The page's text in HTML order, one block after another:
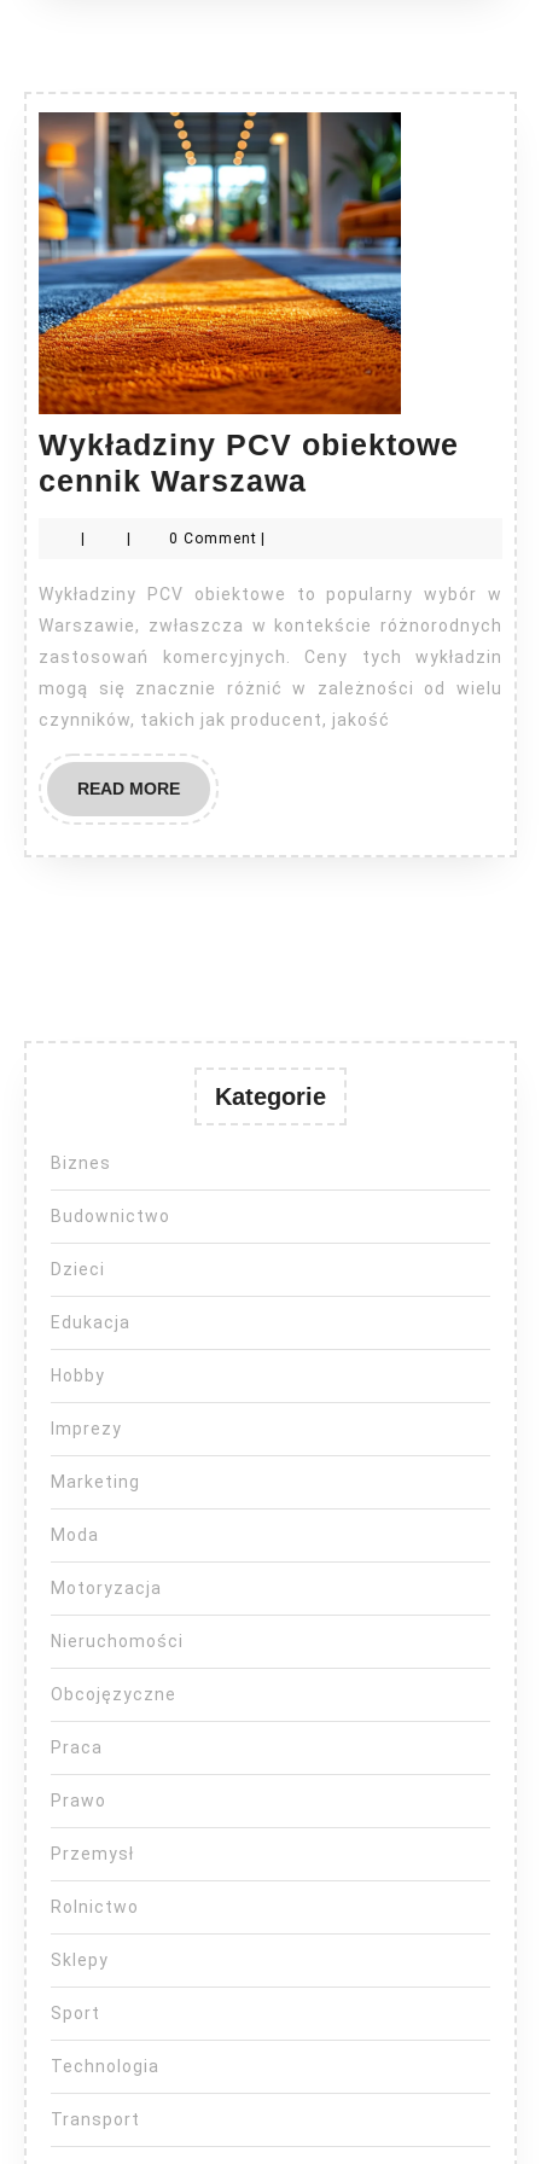
Wykładziny PCV obiektowe
cennik Warszawa
cennik
Warszawa
0 Comment
Wykładziny PCV obiektowe to popularny wybór w
Warszawie, zwłaszcza w kontekście różnorodnych
zastosowań komercyjnych. Ceny tych wykładzin
mogą się znacznie różnić w zależności od wielu
czynników, takich jak producent, jakość
READ MOREREAD
MORE
Kategorie
Biznes
Budownictwo
Dzieci
Edukacja
Hobby
Imprezy
Marketing
Moda
Motoryzacja
Nieruchomości
Obcojęzyczne
Praca
Prawo
Przemysł
Rolnictwo
Sklepy
Sport
Technologia
Transport